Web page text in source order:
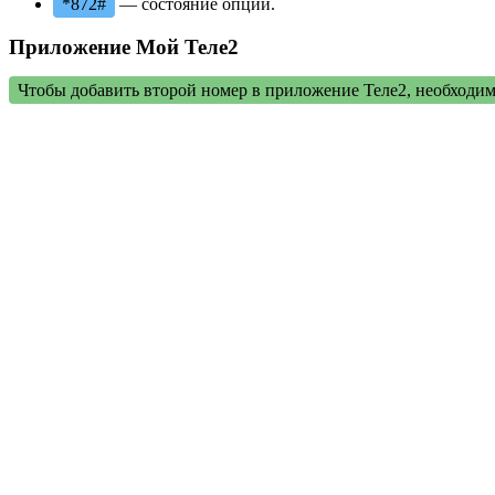
*872# — состояние опции.
Приложение Мой Теле2
Чтобы добавить второй номер в приложение Теле2,